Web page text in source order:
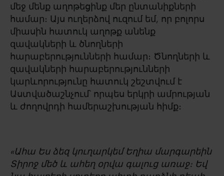
մեջ մենք աղոթեցինք մեր ընտանիքների
համար։ Այս ուղերձով ուզում եմ, որ բոլորս
միասին հատուկ աղոթք անենք
զավակների և ծնողների
հարաբերությունների համար։ Ծնողների և
զավակների հարաբերությունների
կարևորությունը հատուկ շեշտվում է
Աստվածաշնչում՝ որպես երկրի ամրության
և ժողովրդի համերաշխության հիմք։
«Ահա Ես ձեզ կուղարկեմ Եղիա մարգարեին
Տիրոջ մեծ և ահեղ օրվա գալուց առաջ։ Եվ